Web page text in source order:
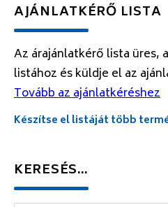
AJÁNLATKÉRŐ LISTA
Az árajánlatkérő lista üres,
listához és küldje el az
Tovább az ajánlatkéréshez
Készítse el listáját több
KERESÉS…